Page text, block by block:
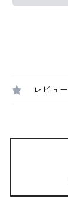
レビュー